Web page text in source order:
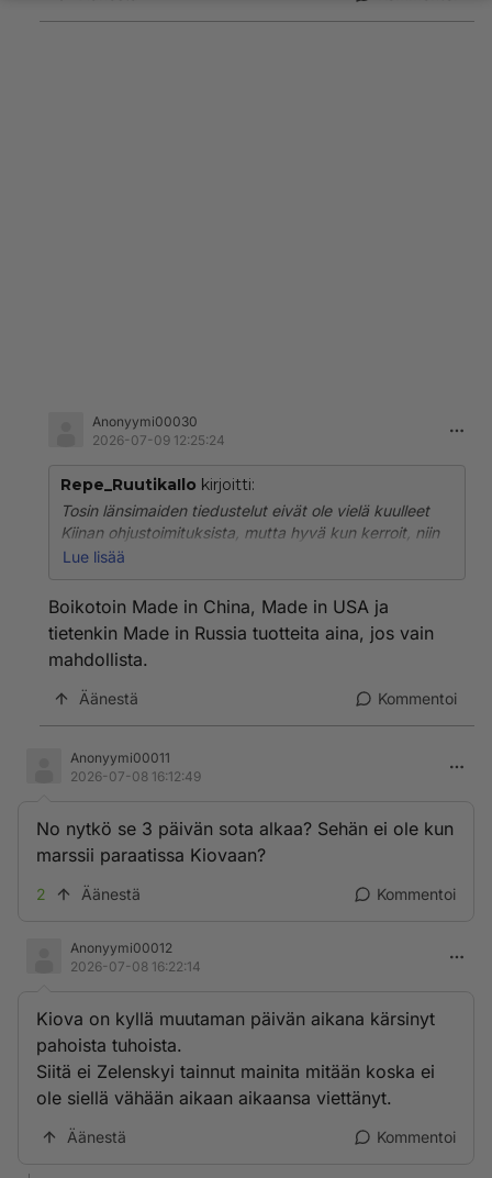
Anonyymi00030
2026-07-09 12:25:24
Repe_RuutikaIlo kirjoitti:
Tosin länsimaiden tiedustelut eivät ole vielä kuulleet
Kiinan ohjustoimituksista, mutta hyvä kun kerroit, niin
osaamme olla ostamatta kiinalaisia autoja, joita se
taistelee intressejämme vastaan Ukrainassa.
Oletko ajatellut mennä iltakouluun ja opetella
kirjoittamaan jotain kieltä? Vielä ehtii, ehkä.
Lue lisää
Boikotoin Made in China, Made in USA ja
tietenkin Made in Russia tuotteita aina, jos vain
mahdollista.
Äänestä Kommentoi
Anonyymi00011
2026-07-08 16:12:49
No nytkö se 3 päivän sota alkaa? Sehän ei ole kun
marssii paraatissa Kiovaan?
2 Äänestä Kommentoi
Anonyymi00012
2026-07-08 16:22:14
Kiova on kyllä muutaman päivän aikana kärsinyt
pahoista tuhoista.
Siitä ei Zelenskyi tainnut mainita mitään koska ei
ole siellä vähään aikaan aikaansa viettänyt.
Äänestä Kommentoi